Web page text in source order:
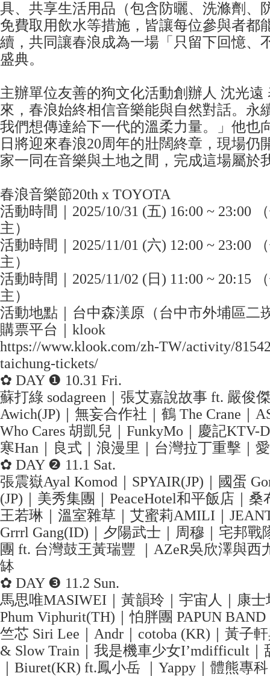
具、共享生活用品（包含防曬、洗滌劑、
免費取用飲水等措施，皆讓每位參與者都
續，共同讓春浪成為一場「只留下回憶、
盛典。
主辦單位友善的狗文化活動創辦人 沈光遠
來，春浪始終相信音樂能與自然對話。永
我們想傳達給下一代的溫柔力量。」他也
日將迎來春浪20周年的壯闊終章，現場仍
家一同在音樂與土地之間，完成這場屬於
春浪音樂節20th x TOYOTA
活動時間｜2025/10/31 (五) 16:00 ~ 23:00
主）
活動時間｜2025/11/01 (六) 12:00 ~ 23:00
主）
活動時間｜2025/11/02 (日) 11:00 ~ 20:15
主）
活動地點｜台中森渼原（台中市外埔區二
購票平台｜klook
https://www.klook.com/zh-TW/activity/
taichung-tickets/
✿ DAY ❶ 10.31 Fri.
蘇打綠 sodagreen｜張艾嘉說故事 ft. 嚴俊
Awich(JP)｜無妄合作社｜鶴 The Crane｜
Who Cares 胡凱兒｜FunkyMo｜慶記KTV-
寒Han｜良式｜浪漫里｜台灣拉丁重擊｜
✿ DAY ❷ 11.1 Sat.
張震嶽Ayal Komod｜SPYAIR(JP)｜國蛋
(JP)｜美秀集團｜PeaceHotel和平飯店｜
王若琳｜溫室雜草｜艾蜜莉AMILI｜
Grrrl Gang(ID)｜夕陽武士｜周穆｜宅邦戰
團 ft. 台灣鼓王黃瑞豐 ｜AZeR吳欣澤與西
缽
✿ DAY ❸ 11.2 Sun.
馬思唯MASIWEI｜黃韻玲｜宇宙人｜康
Phum Viphurit(TH)｜怕胖團 PAPUN
竺芯 Siri Lee｜Andr｜cotoba (KR)｜黃子
& Slow Train｜我是機車少女I’mdifficult｜
｜Biuret(KR) ft.鳳小岳 ｜Yappy｜體熊專